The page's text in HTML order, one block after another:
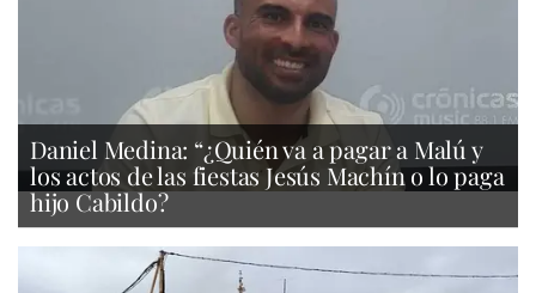
Daniel Medina: “¿Quién va a pagar a Malú y
los actos de las fiestas Jesús Machín o lo paga
hijo Cabildo?